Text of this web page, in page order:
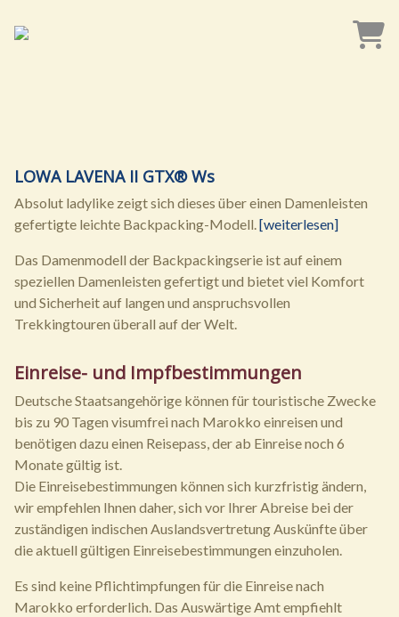
LOWA LAVENA II GTX® Ws
Absolut ladylike zeigt sich dieses über einen Damenleisten
gefertigte leichte Backpacking-Modell.[weiterlesen]
Das Damenmodell der Backpackingserie ist auf einem
speziellen Damenleisten gefertigt und bietet viel Komfort
und Sicherheit auf langen und anspruchsvollen
Trekkingtouren überall auf der Welt.
Einreise- und Impfbestimmungen
Deutsche Staatsangehörige können für touristische Zwecke
bis zu 90 Tagen visumfrei nach Marokko einreisen und
benötigen dazu einen Reisepass, der ab Einreise noch 6
Monate gültig ist.
Die Einreisebestimmungen können sich kurzfristig ändern,
wir empfehlen Ihnen daher, sich vor Ihrer Abreise bei der
zuständigen indischen Auslandsvertretung Auskünfte über
die aktuell gültigen Einreisebestimmungen einzuholen.
Es sind keine Pflichtimpfungen für die Einreise nach
Marokko erforderlich. Das Auswärtige Amt empfiehlt